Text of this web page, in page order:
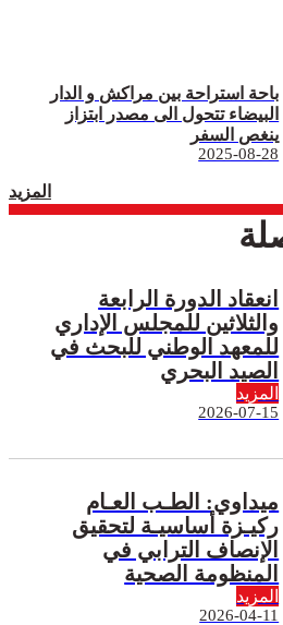
باحة استراحة بين مراكش و الدار
البيضاء تتحول الى مصدر ابتزاز
ينغص السفر
2025-08-28
المزيد
انعقاد الدورة الرابعة
والثلاثين للمجلس الإداري
للمعهد الوطني للبحث في
الصيد البحري
المزيد
2026-07-15
ميداوي: الطـب العـام
ركيـزة أساسيـة لتحقيق
الإنصاف الترابي في
المنظومة الصحية
المزيد
2026-04-11